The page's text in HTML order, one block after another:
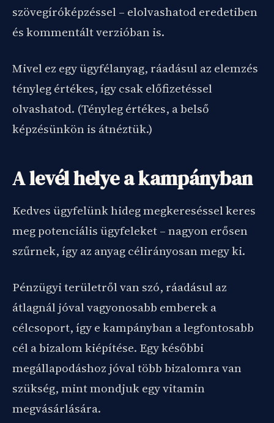
szövegíróképzéssel – elolvashatod eredetiben
és kommentált verzióban is.
Mivel ez egy ügyfélanyag, ráadásul az elemzés
tényleg értékes, így csak előfizetéssel
olvashatod. (Tényleg értékes, a belső
képzésünkön is átnéztük.)
A levél helye a kampányban
Kedves ügyfelünk hideg megkereséssel keres
meg potenciális ügyfeleket – nagyon erősen
szűrnek, így az anyag célirányosan megy ki.
Pénzügyi területről van szó, ráadásul az
átlagnál jóval vagyonosabb emberek a
célcsoport, így e kampányban a legfontosabb
cél a bizalom kiépítése. Egy későbbi
megállapodáshoz jóval több bizalomra van
szükség, mint mondjuk egy vitamin
megvásárlására.